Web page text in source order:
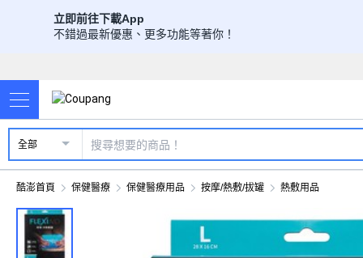
立即前往下載App
不錯過最新優惠、更多功能等著你！
全部
酷澎首頁 保健醫療 保健醫療用品 按摩/熱敷/拔罐 熱敷用品